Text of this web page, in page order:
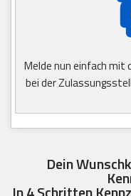
Melde nun einfach mit
bei der
Dein